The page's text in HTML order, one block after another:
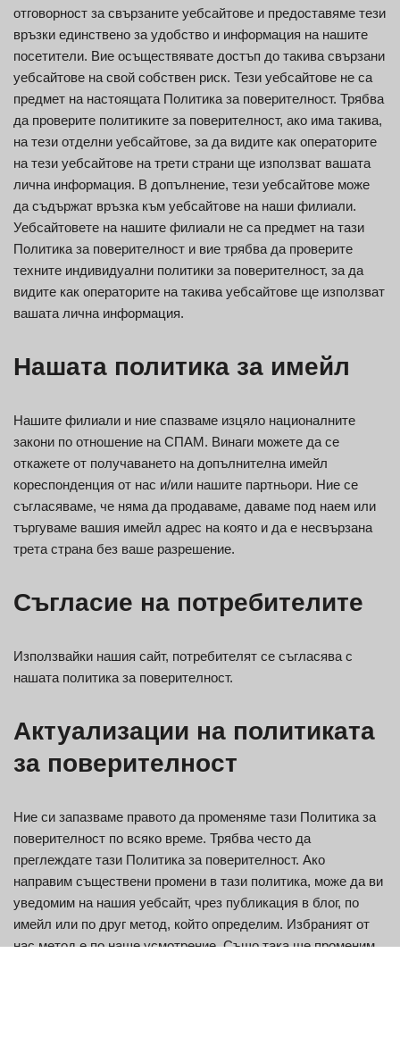
отговорност за свързаните уебсайтове и предоставяме тези
връзки единствено за удобство и информация на нашите
посетители. Вие осъществявате достъп до такива свързани
уебсайтове на свой собствен риск. Тези уебсайтове не са
предмет на настоящата Политика за поверителност. Трябва
да проверите политиките за поверителност, ако има такива,
на тези отделни уебсайтове, за да видите как операторите
на тези уебсайтове на трети страни ще използват вашата
лична информация. В допълнение, тези уебсайтове може
да съдържат връзка към уебсайтове на наши филиали.
Уебсайтовете на нашите филиали не са предмет на тази
Политика за поверителност и вие трябва да проверите
техните индивидуални политики за поверителност, за да
видите как операторите на такива уебсайтове ще използват
вашата лична информация.
Нашата политика за имейл
Нашите филиали и ние спазваме изцяло националните
закони по отношение на СПАМ. Винаги можете да се
откажете от получаването на допълнителна имейл
кореспонденция от нас и/или нашите партньори. Ние се
съгласяваме, че няма да продаваме, даваме под наем или
търгуваме вашия имейл адрес на която и да е несвързана
трета страна без ваше разрешение.
Съгласие на потребителите
Използвайки нашия сайт, потребителят се съгласява с
нашата политика за поверителност.
Актуализации на политиката
за поверителност
Ние си запазваме правото да променяме тази Политика за
поверителност по всяко време. Трябва често да
преглеждате тази Политика за поверителност. Ако
направим съществени промени в тази политика, може да ви
уведомим на нашия уебсайт, чрез публикация в блог, по
имейл или по друг метод, който определим. Избраният от
нас метод е по наше усмотрение. Също така ще променим